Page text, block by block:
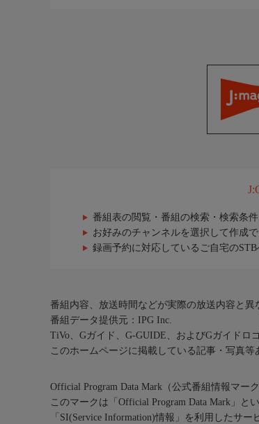
番組表の閲覧・番組の検索・検索条
お好みのチャンネルを選択して作成
録画予約に対応しているご自宅のSTB
番組内容、放送時間などが実際の放送内容と異
番組データ提供元：IPG Inc.
TiVo、Gガイド、G-GUIDE、およびGガイドロ
このホームページに掲載している記事・写真
Official Program Data Mark（公式番組情報マーク
このマークは「Official Program Data Mark」と
「SI(Service Information)情報」を利用したサ